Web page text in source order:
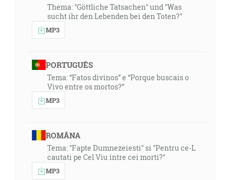
Thema: "Göttliche Tatsachen" und "Was
sucht ihr den Lebenden bei den Toten?"
MP3
PORTUGUÊS
Tema: “Fatos divinos” e “Porque buscais o
Vivo entre os mortos?”
MP3
ROMÂNA
Tema: "Fapte Dumnezeiesti" si "Pentru ce-L
cautati pe Cel Viu intre cei morti?"
MP3